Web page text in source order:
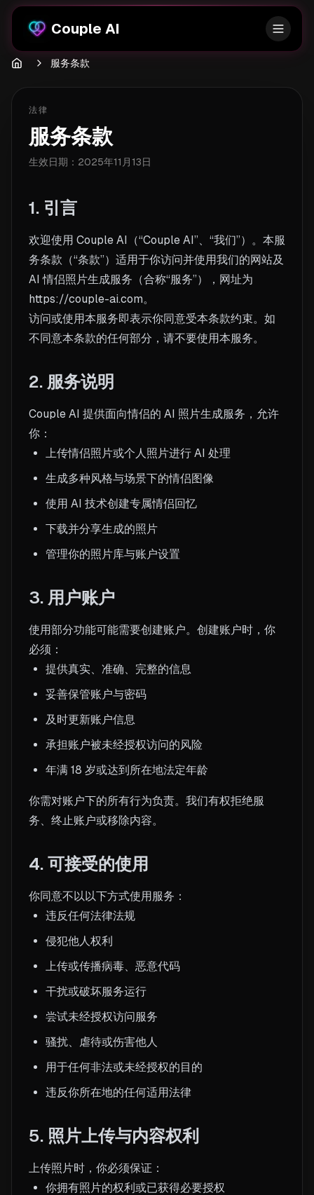
Couple AI
服务条款
法律
服务条款
生效日期：2025年11月13日
1. 引言
欢迎使用 Couple AI（“Couple AI”、“我们”）。本服
务条款（“条款”）适用于你访问并使用我们的网站及
AI 情侣照片生成服务（合称“服务”），网址为
https://couple-ai.com。
访问或使用本服务即表示你同意受本条款约束。如
不同意本条款的任何部分，请不要使用本服务。
2. 服务说明
Couple AI 提供面向情侣的 AI 照片生成服务，允许
你：
上传情侣照片或个人照片进行 AI 处理
生成多种风格与场景下的情侣图像
使用 AI 技术创建专属情侣回忆
下载并分享生成的照片
管理你的照片库与账户设置
3. 用户账户
使用部分功能可能需要创建账户。创建账户时，你
必须：
提供真实、准确、完整的信息
妥善保管账户与密码
及时更新账户信息
承担账户被未经授权访问的风险
年满 18 岁或达到所在地法定年龄
你需对账户下的所有行为负责。我们有权拒绝服
务、终止账户或移除内容。
4. 可接受的使用
你同意不以以下方式使用服务：
违反任何法律法规
侵犯他人权利
上传或传播病毒、恶意代码
干扰或破坏服务运行
尝试未经授权访问服务
骚扰、虐待或伤害他人
用于任何非法或未经授权的目的
违反你所在地的任何适用法律
5. 照片上传与内容权利
上传照片时，你必须保证：
你拥有照片的权利或已获得必要授权